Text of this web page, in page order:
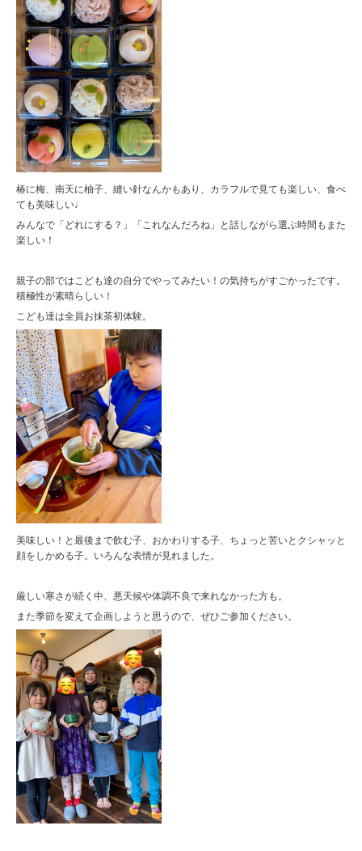
椿に梅、南天に柚子、縫い針なんかもあり、カラフルで見ても楽しい、食べ
ても美味しい♩
みんなで「どれにする？」「これなんだろね」と話しながら選ぶ時間もまた
楽しい！
親子の部ではこども達の自分でやってみたい！の気持ちがすごかったです。
積極性が素晴らしい！
こども達は全員お抹茶初体験。
美味しい！と最後まで飲む子、おかわりする子、ちょっと苦いとクシャッと
顔をしかめる子。いろんな表情が見れました。
厳しい寒さが続く中、悪天候や体調不良で来れなかった方も。
また季節を変えて企画しようと思うので、ぜひご参加ください。